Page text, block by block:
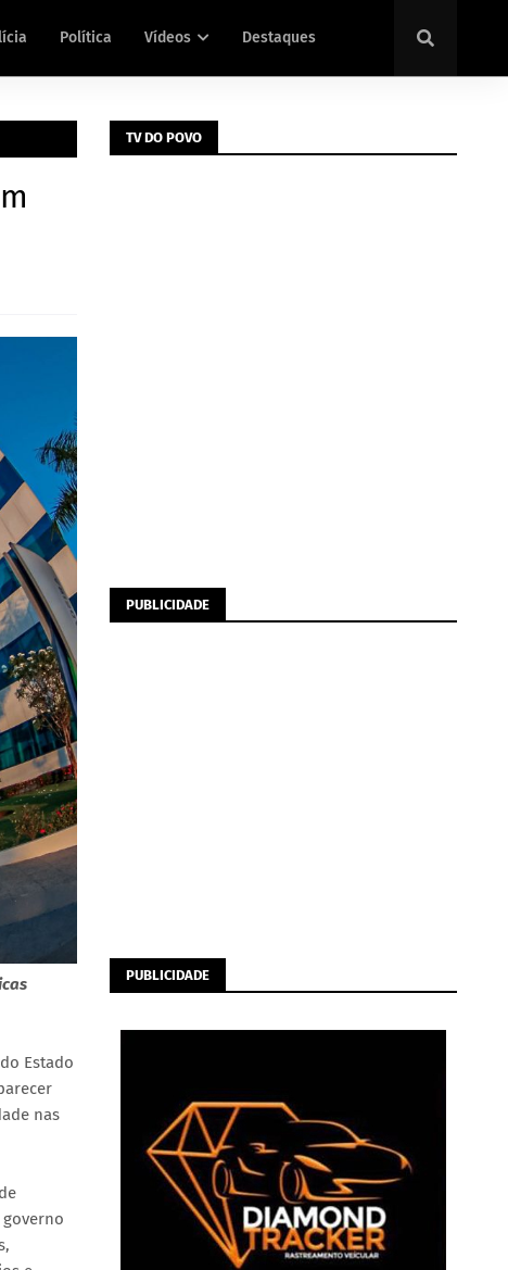
Política Vídeos Destaques
Estado
nas
TV DO POVO
PUBLICIDADE
PUBLICIDADE